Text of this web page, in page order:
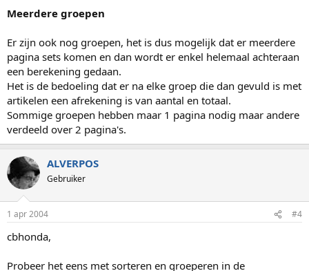
Meerdere groepen
Er zijn ook nog groepen, het is dus mogelijk dat er meerdere
pagina sets komen en dan wordt er enkel helemaal achteraan
een berekening gedaan.
Het is de bedoeling dat er na elke groep die dan gevuld is met
artikelen een afrekening is van aantal en totaal.
Sommige groepen hebben maar 1 pagina nodig maar andere
verdeeld over 2 pagina's.
ALVERPOS
Gebruiker
1 apr 2004 #4
cbhonda,
Probeer het eens met sorteren en groeperen in de